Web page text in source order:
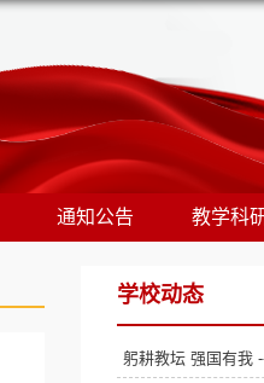
通知公告 教学科
学校动态
躬耕教坛 强国有我